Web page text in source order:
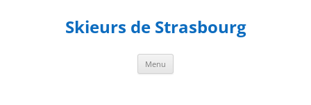
Skieurs de Strasbourg
Menu